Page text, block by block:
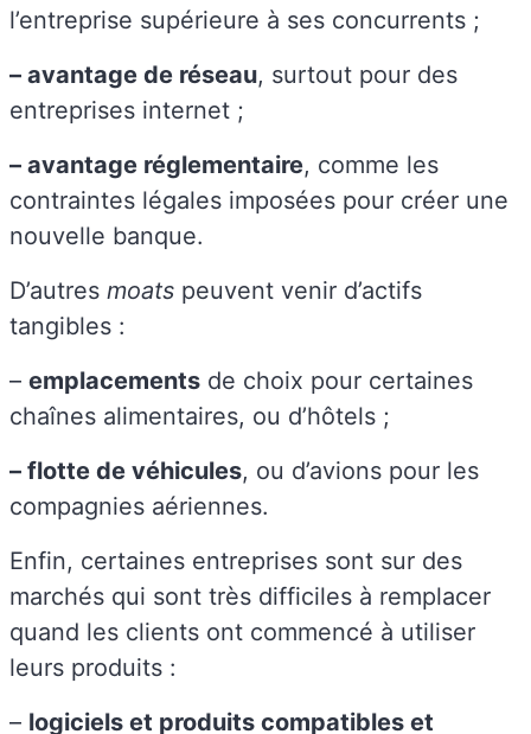
l’entreprise supérieure à ses concurrents ;
– avantage de réseau, surtout pour des
entreprises internet ;
– avantage réglementaire, comme les
contraintes légales imposées pour créer une
nouvelle banque.
D’autres moats peuvent venir d’actifs
tangibles :
– emplacements de choix pour certaines
chaînes alimentaires, ou d’hôtels ;
– flotte de véhicules, ou d’avions pour les
compagnies aériennes.
Enfin, certaines entreprises sont sur des
marchés qui sont très difficiles à remplacer
quand les clients ont commencé à utiliser
leurs produits :
– logiciels et produits compatibles et